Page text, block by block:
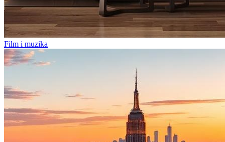
Film i muzika